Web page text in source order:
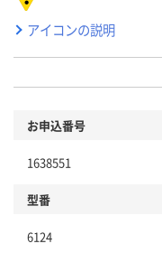
アイコンの説明
お申込番号
1638551
型番
6124